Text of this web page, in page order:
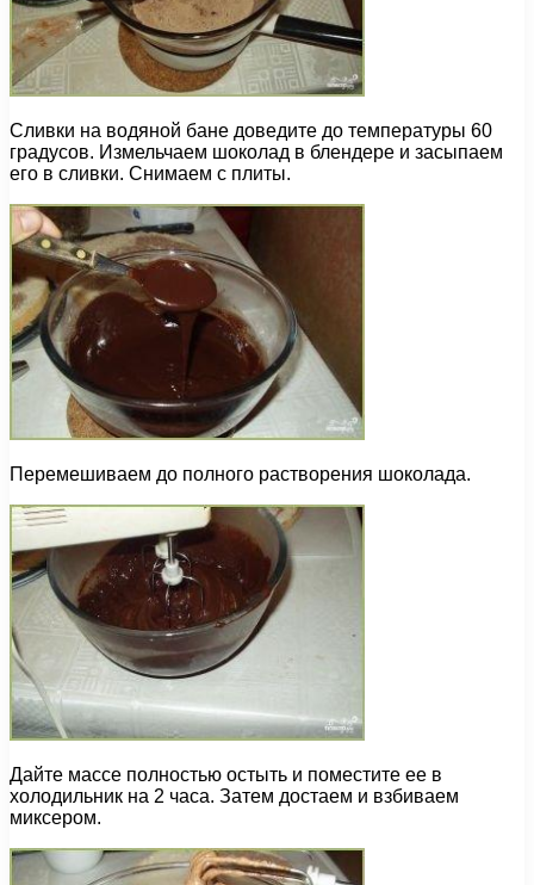
Сливки на водяной бане доведите до температуры 60
градусов. Измельчаем шоколад в блендере и засыпаем
его в сливки. Снимаем с плиты.
Перемешиваем до полного растворения шоколада.
Дайте массе полностью остыть и поместите ее в
холодильник на 2 часа. Затем достаем и взбиваем
миксером.